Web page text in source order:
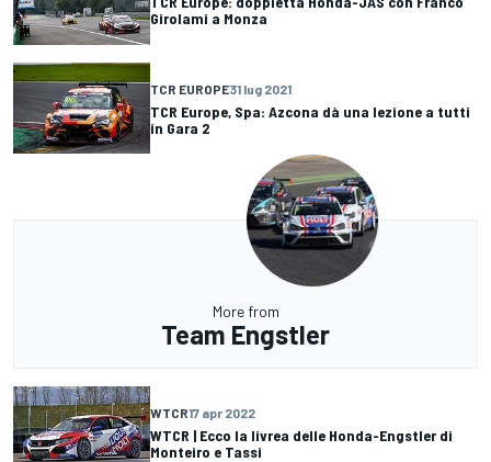
Girolami a Monza
TCR EUROPE31 lug 2021
TCR Europe, Spa: Azcona dà una lezione a tutti
in Gara 2
More from
Team Engstler
WTCR17 apr 2022
WTCR | Ecco la livrea delle Honda-Engstler di
Monteiro e Tassi